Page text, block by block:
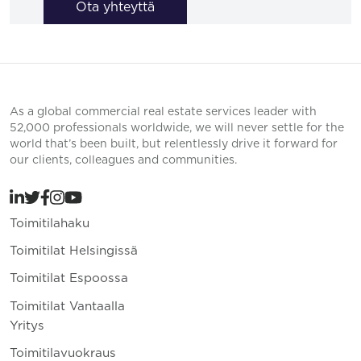
Ota yhteyttä
As a global commercial real estate services leader with
52,000 professionals worldwide, we will never settle for the
world that’s been built, but relentlessly drive it forward for
our clients, colleagues and communities.
Toimitilahaku
Toimitilat Helsingissä
Toimitilat Espoossa
Toimitilat Vantaalla
Yritys
Toimitilavuokraus